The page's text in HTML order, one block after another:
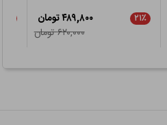
۲۱٪
۴۸۹,۸۰۰ تومان
۶۲۰,۰۰۰ تومان